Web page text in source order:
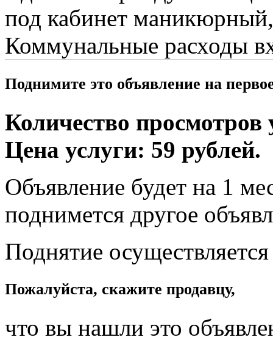
под кабинет
Коммунальные расходы
Поднимите это объявление на
Количество просмотров
Цена услуги: 59 рублей.
Объявление будет на 1
поднимется другое
Поднятие
Пожалуйста, скажите продавцу,
что вы нашли это